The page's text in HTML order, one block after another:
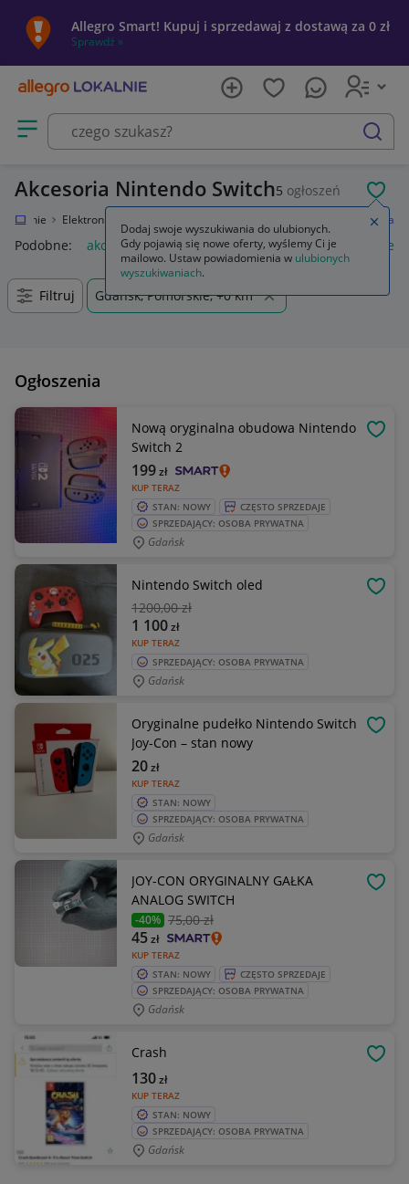
Allegro Smart! Kupuj i sprzedawaj z dostawą za 0 zł
Sprawdź »
Otwórz menu z kategoriami
szukaj
Akcesoria Nintendo Switch5 ogłoszeń
Lokalnie Elektronika Akcesoria
Podobne: akcesoria akcesoria wędkarskie akcesoria
Filtruj Gdańsk, Pomorskie, +0 km
Ogłoszenia
Nową oryginalna obudowa Nintendo
Switch 2
KUP TERAZ
199zł
STAN: NOWY
CZĘSTO SPRZEDAJE
SPRZEDAJĄCY: OSOBA PRYWATNA
Gdańsk
Nintendo Switch oled
1200,00 zł
KUP TERAZ
1 100zł
SPRZEDAJĄCY: OSOBA PRYWATNA
Gdańsk
Oryginalne pudełko Nintendo Switch
Joy-Con – stan nowy
KUP TERAZ
20zł
STAN: NOWY
SPRZEDAJĄCY: OSOBA PRYWATNA
Gdańsk
JOY-CON ORYGINALNY GAŁKA
ANALOG SWITCH
-40% 75,00 zł
KUP TERAZ
45zł
STAN: NOWY
CZĘSTO SPRZEDAJE
SPRZEDAJĄCY: OSOBA PRYWATNA
Gdańsk
Crash
KUP TERAZ
130zł
STAN: NOWY
SPRZEDAJĄCY: OSOBA PRYWATNA
Gdańsk
Dodaj swoje wyszukiwania do ulubionych.
Gdy pojawią się nowe oferty, wyślemy Ci je
mailowo. Ustaw powiadomienia w ulubionych
wyszukiwaniach.